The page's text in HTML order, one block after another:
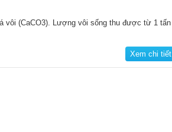
vôi (CaCO3). Lượng vôi sống thu được từ 1 tấn
Xem chi tiết